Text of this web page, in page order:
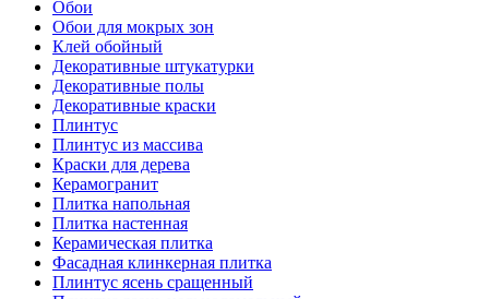
Обои
Обои для мокрых зон
Клей обойный
Декоративные штукатурки
Декоративные полы
Декоративные краски
Плинтус
Плинтус из массива
Краски для дерева
Керамогранит
Плитка напольная
Плитка настенная
Керамическая плитка
Фасадная клинкерная плитка
Плинтус ясень сращенный